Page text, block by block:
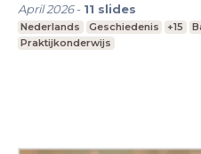
April 2026- 11 slides
Nederlands Geschiedenis +15
Praktijkonderwijs